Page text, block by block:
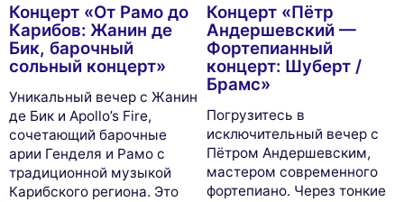
Концерт «От Рамо до
Карибов: Жанин де
Бик, барочный
сольный концерт»
Уникальный вечер с Жанин
де Бик и Apollo’s Fire,
сочетающий барочные
арии Генделя и Рамо с
традиционной музыкой
Карибского региона. Это
Концерт «Пётр
Андершевский —
Фортепианный
концерт: Шуберт /
Брамс»
Погрузитесь в
исключительный вечер с
Пётром Андершевским,
мастером современного
фортепиано. Через тонкие